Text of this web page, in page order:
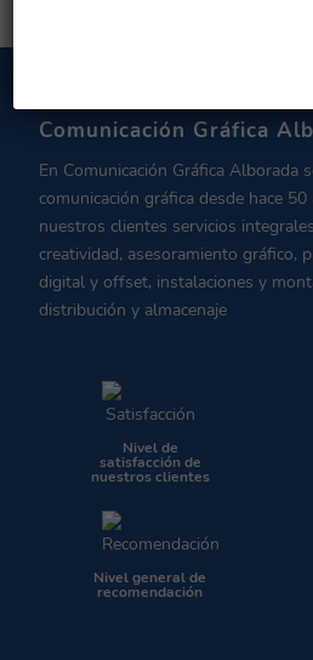
Comunicación Gráfica
En Comunicación Gráfica Alborada
comunicación gráfica desde hace
nuestros clientes servicios
creatividad, asesoramiento gráfico,
digital y offset, instalaciones y
distribución y almacenaje
Nivel de
satisfacción de
nuestros clientes
Nivel general de
recomendación